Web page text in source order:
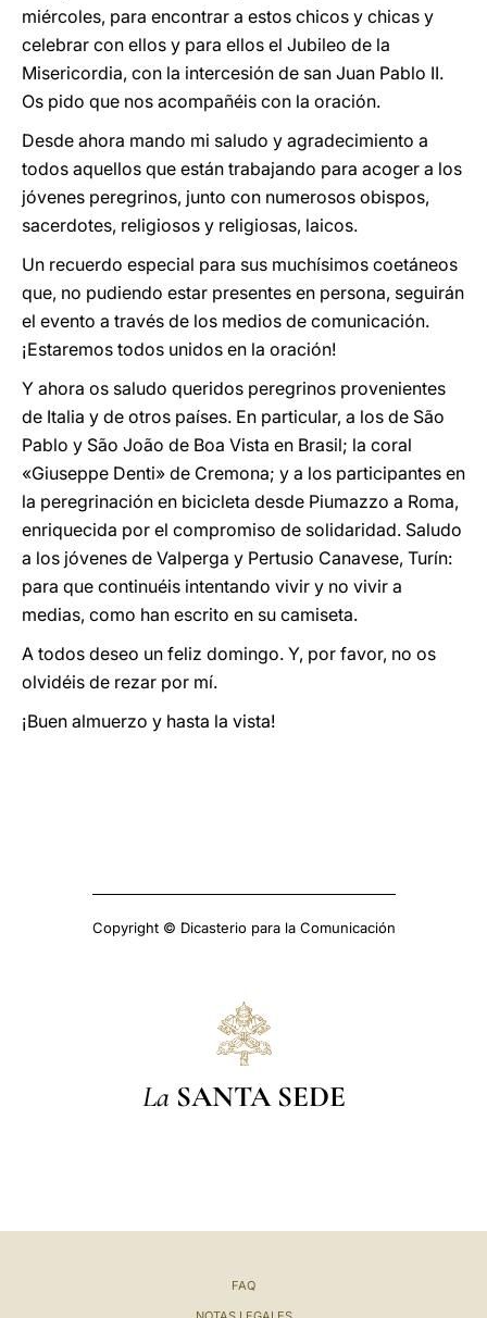
miércoles, para encontrar a estos chicos y chicas y
celebrar con ellos y para ellos el Jubileo de la
Misericordia, con la intercesión de san Juan Pablo II.
Os pido que nos acompañéis con la oración.
Desde ahora mando mi saludo y agradecimiento a
todos aquellos que están trabajando para acoger a los
jóvenes peregrinos, junto con numerosos obispos,
sacerdotes, religiosos y religiosas, laicos.
Un recuerdo especial para sus muchísimos coetáneos
que, no pudiendo estar presentes en persona, seguirán
el evento a través de los medios de comunicación.
¡Estaremos todos unidos en la oración!
Y ahora os saludo queridos peregrinos provenientes
de Italia y de otros países. En particular, a los de São
Pablo y São João de Boa Vista en Brasil; la coral
«Giuseppe Denti» de Cremona; y a los participantes en
la peregrinación en bicicleta desde Piumazzo a Roma,
enriquecida por el compromiso de solidaridad. Saludo
a los jóvenes de Valperga y Pertusio Canavese, Turín:
para que continuéis intentando vivir y no vivir a
medias, como han escrito en su camiseta.
A todos deseo un feliz domingo. Y, por favor, no os
olvidéis de rezar por mí.
¡Buen almuerzo y hasta la vista!
Copyright © Dicasterio para la Comunicación
La SANTA SEDE
FAQ